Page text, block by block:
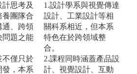
思考及
養團隊合
通、跨領
問題之能
不僅只於
發，本系
1.設計學系與視覺傳達
設計、工業設計等相
關科系相近，但本系
特色在於跨領域整
合。
2.課程同時涵蓋產品設
計、視覺設計、互動